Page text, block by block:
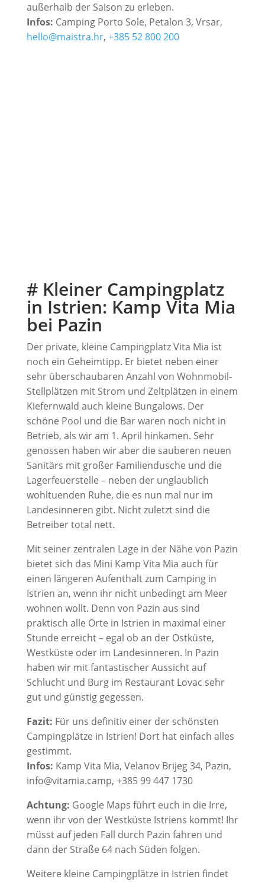
außerhalb der Saison zu erleben.
Infos: Camping Porto Sole, Petalon 3, Vrsar,
hello@maistra.hr, +385 52 800 200
# Kleiner Campingplatz
in Istrien: Kamp Vita Mia
bei Pazin
Der private, kleine Campingplatz Vita Mia ist
noch ein Geheimtipp. Er bietet neben einer
sehr überschaubaren Anzahl von Wohnmobil-
Stellplätzen mit Strom und Zeltplätzen in einem
Kiefernwald auch kleine Bungalows. Der
schöne Pool und die Bar waren noch nicht in
Betrieb, als wir am 1. April hinkamen. Sehr
genossen haben wir aber die sauberen neuen
Sanitärs mit großer Familiendusche und die
Lagerfeuerstelle – neben der unglaublich
wohltuenden Ruhe, die es nun mal nur im
Landesinneren gibt. Nicht zuletzt sind die
Betreiber total nett.
Mit seiner zentralen Lage in der Nähe von Pazin
bietet sich das Mini Kamp Vita Mia auch für
einen längeren Aufenthalt zum Camping in
Istrien an, wenn ihr nicht unbedingt am Meer
wohnen wollt. Denn von Pazin aus sind
praktisch alle Orte in Istrien in maximal einer
Stunde erreicht – egal ob an der Ostküste,
Westküste oder im Landesinneren. In Pazin
haben wir mit fantastischer Aussicht auf
Schlucht und Burg im Restaurant Lovac sehr
gut und günstig gegessen.
Fazit: Für uns definitiv einer der schönsten
Campingplätze in Istrien! Dort hat einfach alles
gestimmt.
Infos: Kamp Vita Mia, Velanov Brijeg 34, Pazin,
info@vitamia.camp, +385 99 447 1730
Achtung: Google Maps führt euch in die Irre,
wenn ihr von der Westküste Istriens kommt! Ihr
müsst auf jeden Fall durch Pazin fahren und
dann der Straße 64 nach Süden folgen.
Weitere kleine Campingplätze in Istrien findet